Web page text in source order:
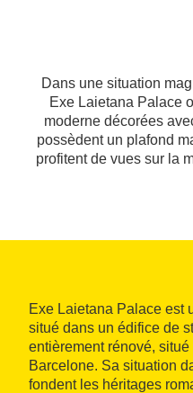
Dans une situation
Exe Laietana Palace
moderne décorées
possèdent un plafond
profitent de vues sur la
Exe Laietana Palace est
situé dans un édifice de
entièrement rénové,
Barcelone. Sa situation
fondent les héritages